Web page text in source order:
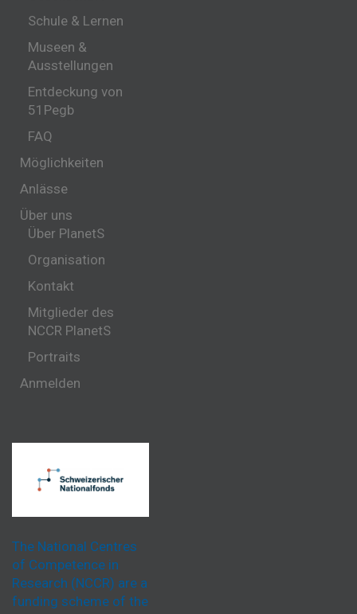
Schule & Lernen
Museen &
Ausstellungen
Entdeckung von
51Pegb
FAQ
Möglichkeiten
Anlässe
Über uns
Über PlanetS
Organisation
Kontakt
Mitglieder des
NCCR PlanetS
Portraits
Anmelden
The National Centres
of Competence in
Research (NCCR) are a
funding scheme of the